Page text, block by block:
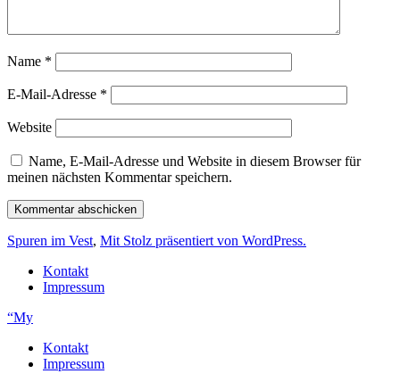
Name *
E-Mail-Adresse *
Website
Name, E-Mail-Adresse und Website in diesem Browser für
meinen nächsten Kommentar speichern.
Spuren im Vest, Mit Stolz präsentiert von WordPress.
Kontakt
Impressum
“My
Kontakt
Impressum